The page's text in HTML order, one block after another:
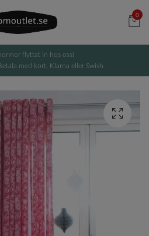
0
flyttat in hos oss!
med kort, Klarna eller Swish